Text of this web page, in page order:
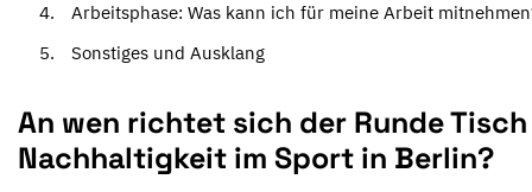
Arbeitsphase: Was kann ich für meine Arbeit
Sonstiges und Ausklang
An wen richtet sich der Runde Tisch
Nachhaltigkeit im Sport in Berlin?